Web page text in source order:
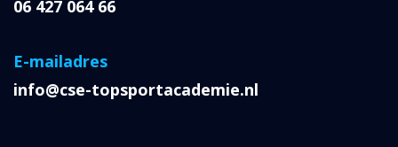
06 427 064 66
E-mailadres
info@cse-topsportacademie.nl